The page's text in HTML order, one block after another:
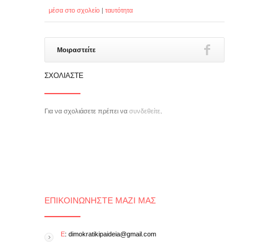
μέσα στο σχολείο | ταυτότητα
Μοιραστείτε
ΣΧΟΛΙΆΣΤΕ
Για να σχολιάσετε πρέπει να συνδεθείτε
ΕΠΙΚΟΙΝΩΝΉΣΤΕ ΜΑΖΊ ΜΑΣ
E: dimokratikipaideia@gmail.com